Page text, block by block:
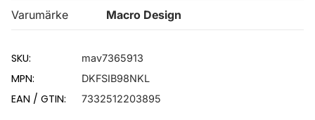
Varumärke Macro Design
SKU: mav7365913
MPN: DKFSIB98NKL
EAN / GTIN: 7332512203895